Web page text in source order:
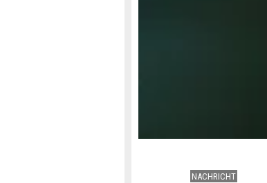
NACHRICHT